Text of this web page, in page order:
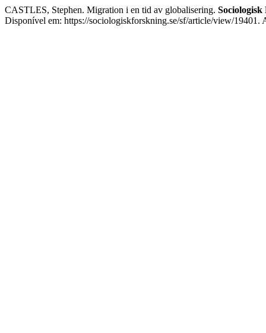
CASTLES, Stephen. Migration i en tid av globalisering.
Disponível em: https://sociologiskforskning.se/sf/article/view/19401.